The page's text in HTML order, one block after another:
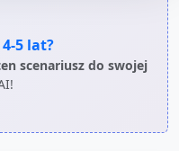
4-5 lat?
scenariusz do swojej